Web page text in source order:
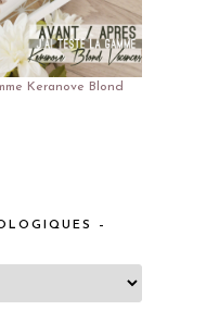
Keranove Blond
–